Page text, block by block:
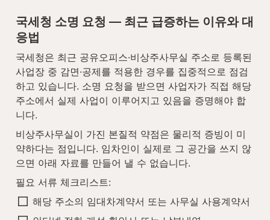
국세청 소명 요청 — 최근 급증하는 이유와 대
응법
국세청은 최근 공유오피스·비상주사무실 주소로 등록된
사업장 중 감면·공제를 적용한 경우를 집중적으로 점검
하고 있습니다. 소명 요청을 받으면 사업자가 직접 해당
주소에서 실제 사업이 이루어지고 있음을 증명해야 합
니다.
비상주사무실이 가진 본질적 약점은 물리적 증빙이 미
약하다는 점입니다. 임차인이 실제로 그 공간을 쓰지 않
으면 아래 자료를 만들어 낼 수 없습니다.
필요 서류 체크리스트:
해당 주소의 임대차계약서 또는 사무실 사용계약서